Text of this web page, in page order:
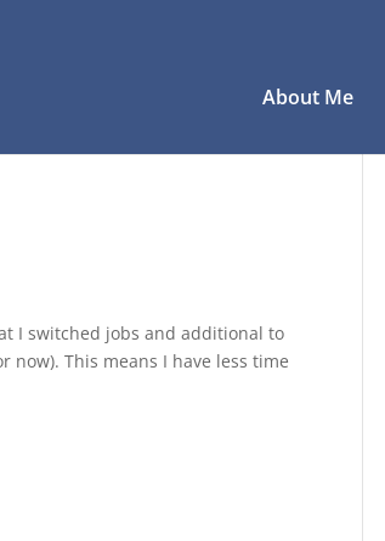
About Me
I switched jobs and additional to
This means I have less time